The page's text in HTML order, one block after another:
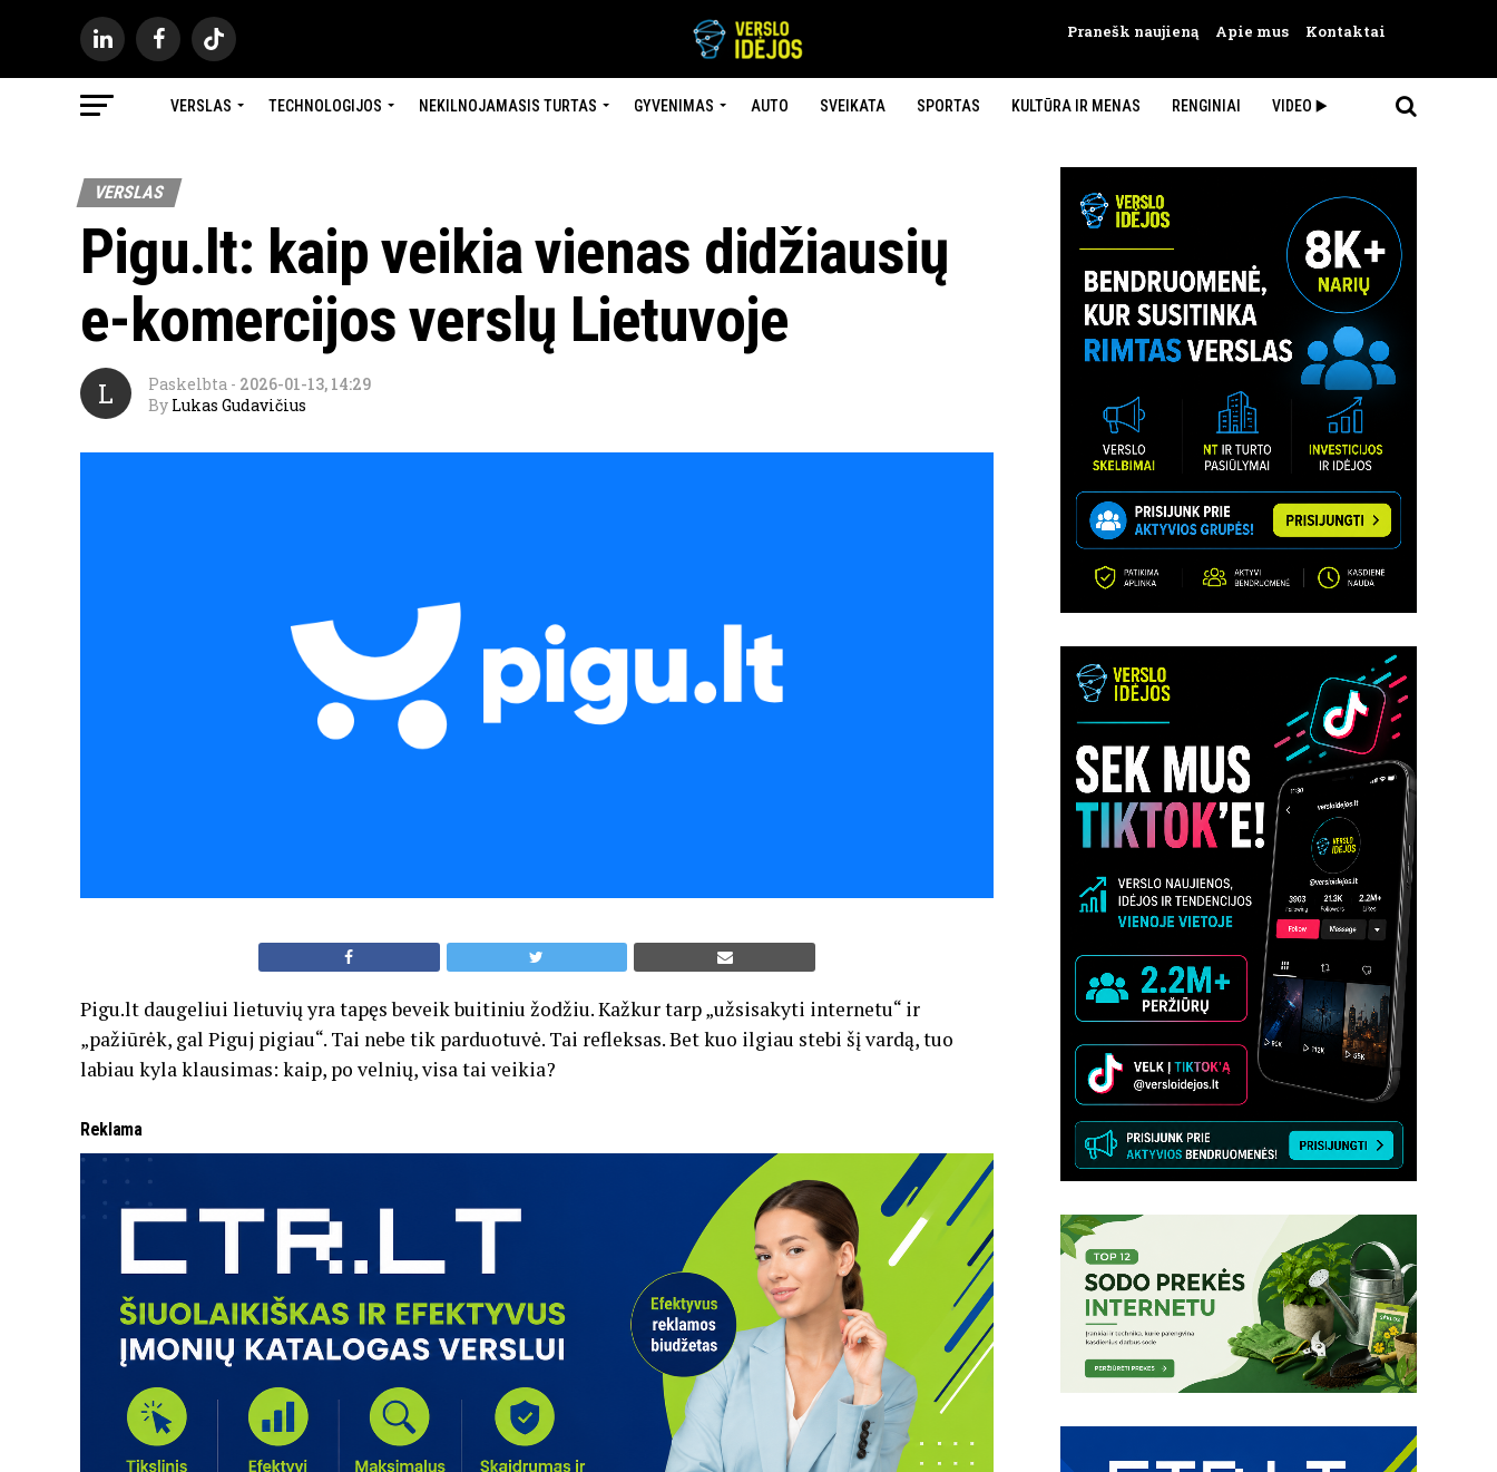
Pranešk naujieną Apie mus Kontaktai
VERSLAS TECHNOLOGIJOS NEKILNOJAMASIS TURTAS GYVENIMAS AUTO SVEIKATA SPORTAS KULTŪRA IR MENAS RENGINIAI VIDEO ▶️
VERSLAS
Pigu.lt: kaip veikia vienas didžiausių
e-komercijos verslų Lietuvoje
L Paskelbta - 2026-01-13, 14:29
By Lukas Gudavičius
Pigu.lt daugeliui lietuvių yra tapęs beveik buitiniu žodžiu. Kažkur tarp „užsisakyti internetu“ ir
„pažiūrėk, gal Piguj pigiau“. Tai nebe tik parduotuvė. Tai refleksas. Bet kuo ilgiau stebi šį vardą, tuo
labiau kyla klausimas: kaip, po velnių, visa tai veikia?
Reklama